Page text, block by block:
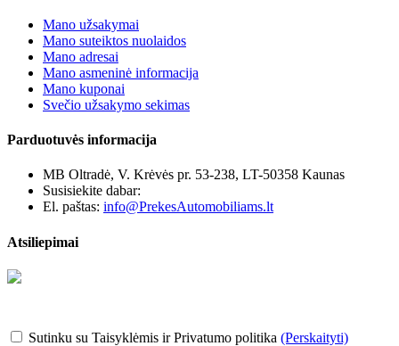
Mano užsakymai
Mano suteiktos nuolaidos
Mano adresai
Mano asmeninė informacija
Mano kuponai
Svečio užsakymo sekimas
Parduotuvės informacija
MB Oltradė, V. Krėvės pr. 53-238, LT-50358 Kaunas
Susisiekite dabar:
El. paštas: info@PrekesAutomobiliams.lt
Atsiliepimai
Sutinku su Taisyklėmis ir Privatumo politika (Perskaityti)